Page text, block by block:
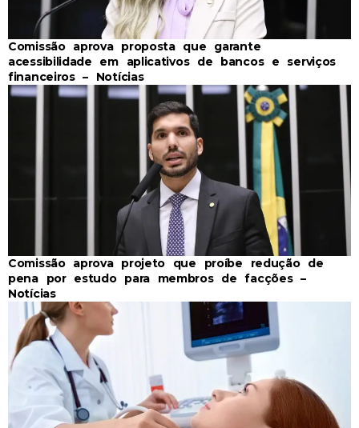
Comissão aprova proposta que garante
acessibilidade em aplicativos de bancos e serviços
financeiros – Notícias
Comissão aprova projeto que proíbe redução de
pena por estudo para membros de facções –
Notícias